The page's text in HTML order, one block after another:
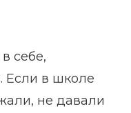
себе,
Если в школе
не давали